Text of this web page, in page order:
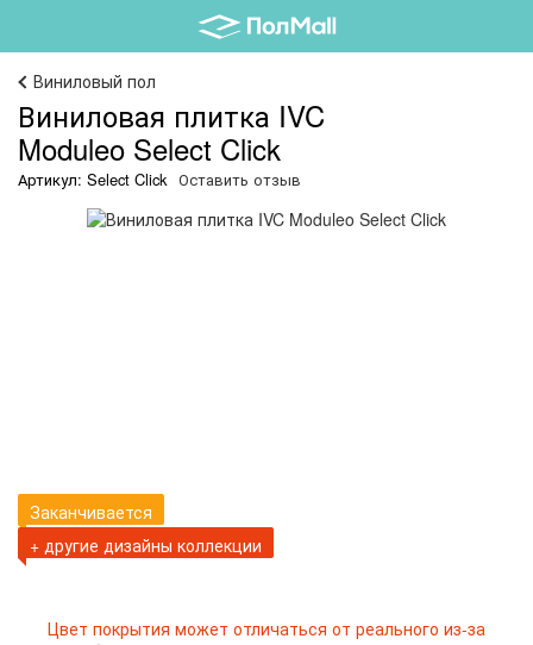
Виниловый пол
Виниловая плитка IVC
Moduleo Select Click
Артикул: Select Click Оставить отзыв
Заканчивается
+ другие дизайны коллекции
Цвет покрытия может отличаться от реального из-за